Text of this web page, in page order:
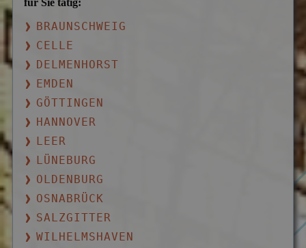
BRAUNSCHWEIG
CELLE
DELMENHORST
EMDEN
GÖTTINGEN
HANNOVER
LEER
LÜNEBURG
OLDENBURG
OSNABRÜCK
SALZGITTER
WILHELMSHAVEN